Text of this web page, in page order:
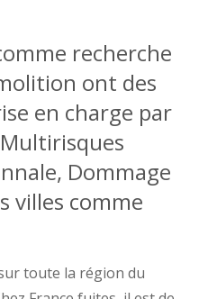
recherche
ont des
en charge par
Dommage
villes comme
toute la région du